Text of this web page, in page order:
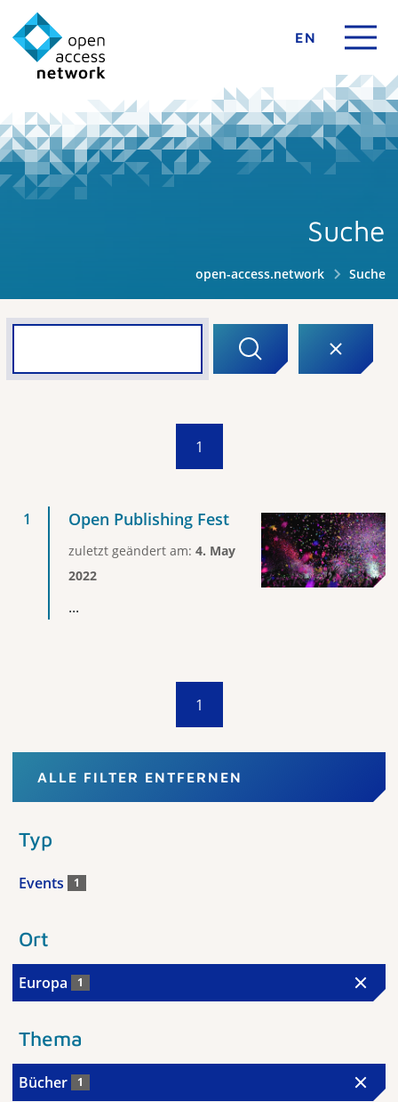
EN
Suche
open-access.network Suche
1
Open Publishing Fest
zuletzt geändert am: 4. May
2022
...
1
ALLE FILTER ENTFERNEN
Typ
Events 1
Ort
Europa 1
Thema
Bücher 1